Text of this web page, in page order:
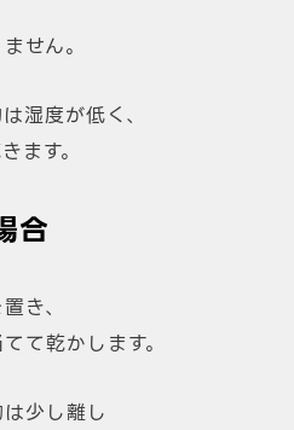
せん。
湿度が低く、
ます。
合
き、
て乾かします。
少し離し